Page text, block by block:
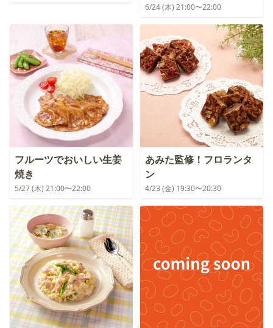
6/24 (木) 21:00〜22:00
フルーツでおいしい生姜
焼き
5/27 (木) 21:00〜22:00
あみた監修！フロランタ
ン
4/23 (金) 19:30〜20:30